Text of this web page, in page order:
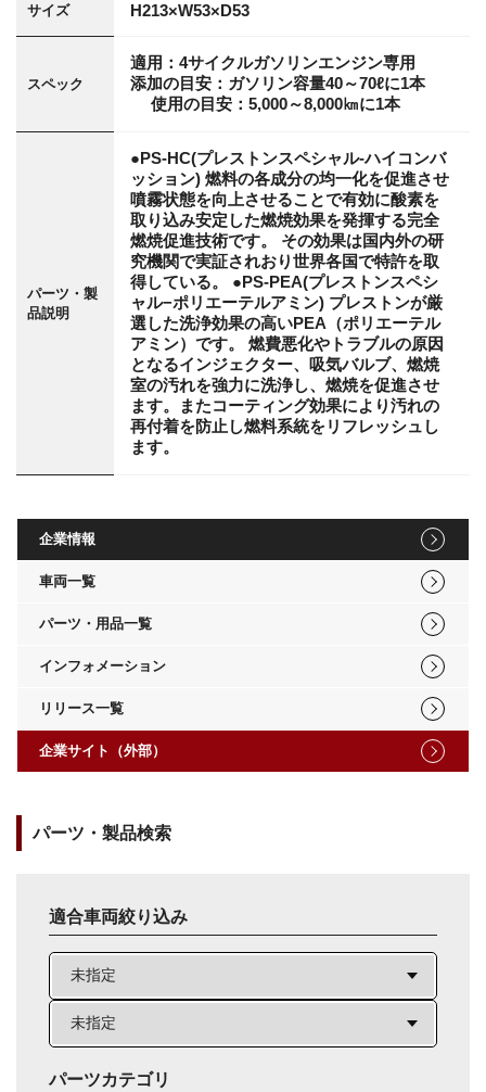
サイズ H213×W53×D53
スペック
適用：4サイクルガソリンエンジン専用
添加の目安：ガソリン容量40～70ℓに1本
使用の目安：5,000～8,000㎞に1本
パーツ・製
品説明
●PS-HC(プレストンスペシャル-ハイコンバ
ッション) 燃料の各成分の均一化を促進させ
噴霧状態を向上させることで有効に酸素を
取り込み安定した燃焼効果を発揮する完全
燃焼促進技術です。 その効果は国内外の研
究機関で実証されおり世界各国で特許を取
得している。 ●PS-PEA(プレストンスペシ
ャル−ポリエーテルアミン) プレストンが厳
選した洗浄効果の高いPEA（ポリエーテル
アミン）です。 燃費悪化やトラブルの原因
となるインジェクター、吸気バルブ、燃焼
室の汚れを強力に洗浄し、燃焼を促進させ
ます。またコーティング効果により汚れの
再付着を防止し燃料系統をリフレッシュし
ます。
企業情報
車両一覧
パーツ・用品一覧
インフォメーション
リリース一覧
企業サイト（外部）
パーツ・製品検索
適合車両絞り込み
パーツカテゴリ